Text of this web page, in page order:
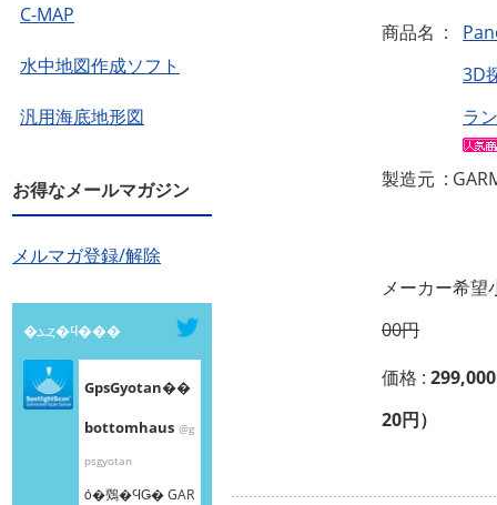
C-MAP
水中地図作成ソフト
汎用海底地形図
お得なメールマガジン
メルマガ登録/解除
�ܥȥ�ϥ���
GpsGyotan��
bottomhaus @g
psgyotan
ȯ�䳫�ϤǤ� GAR
商品名 :
3D
ラ
製造元 :
メーカー希望
00円
価格 :
20円）